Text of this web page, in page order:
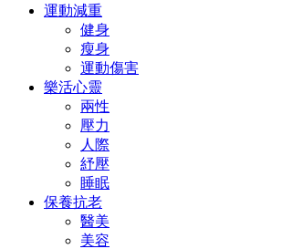
運動減重
健身
瘦身
運動傷害
樂活心靈
兩性
壓力
人際
紓壓
睡眠
保養抗老
醫美
美容